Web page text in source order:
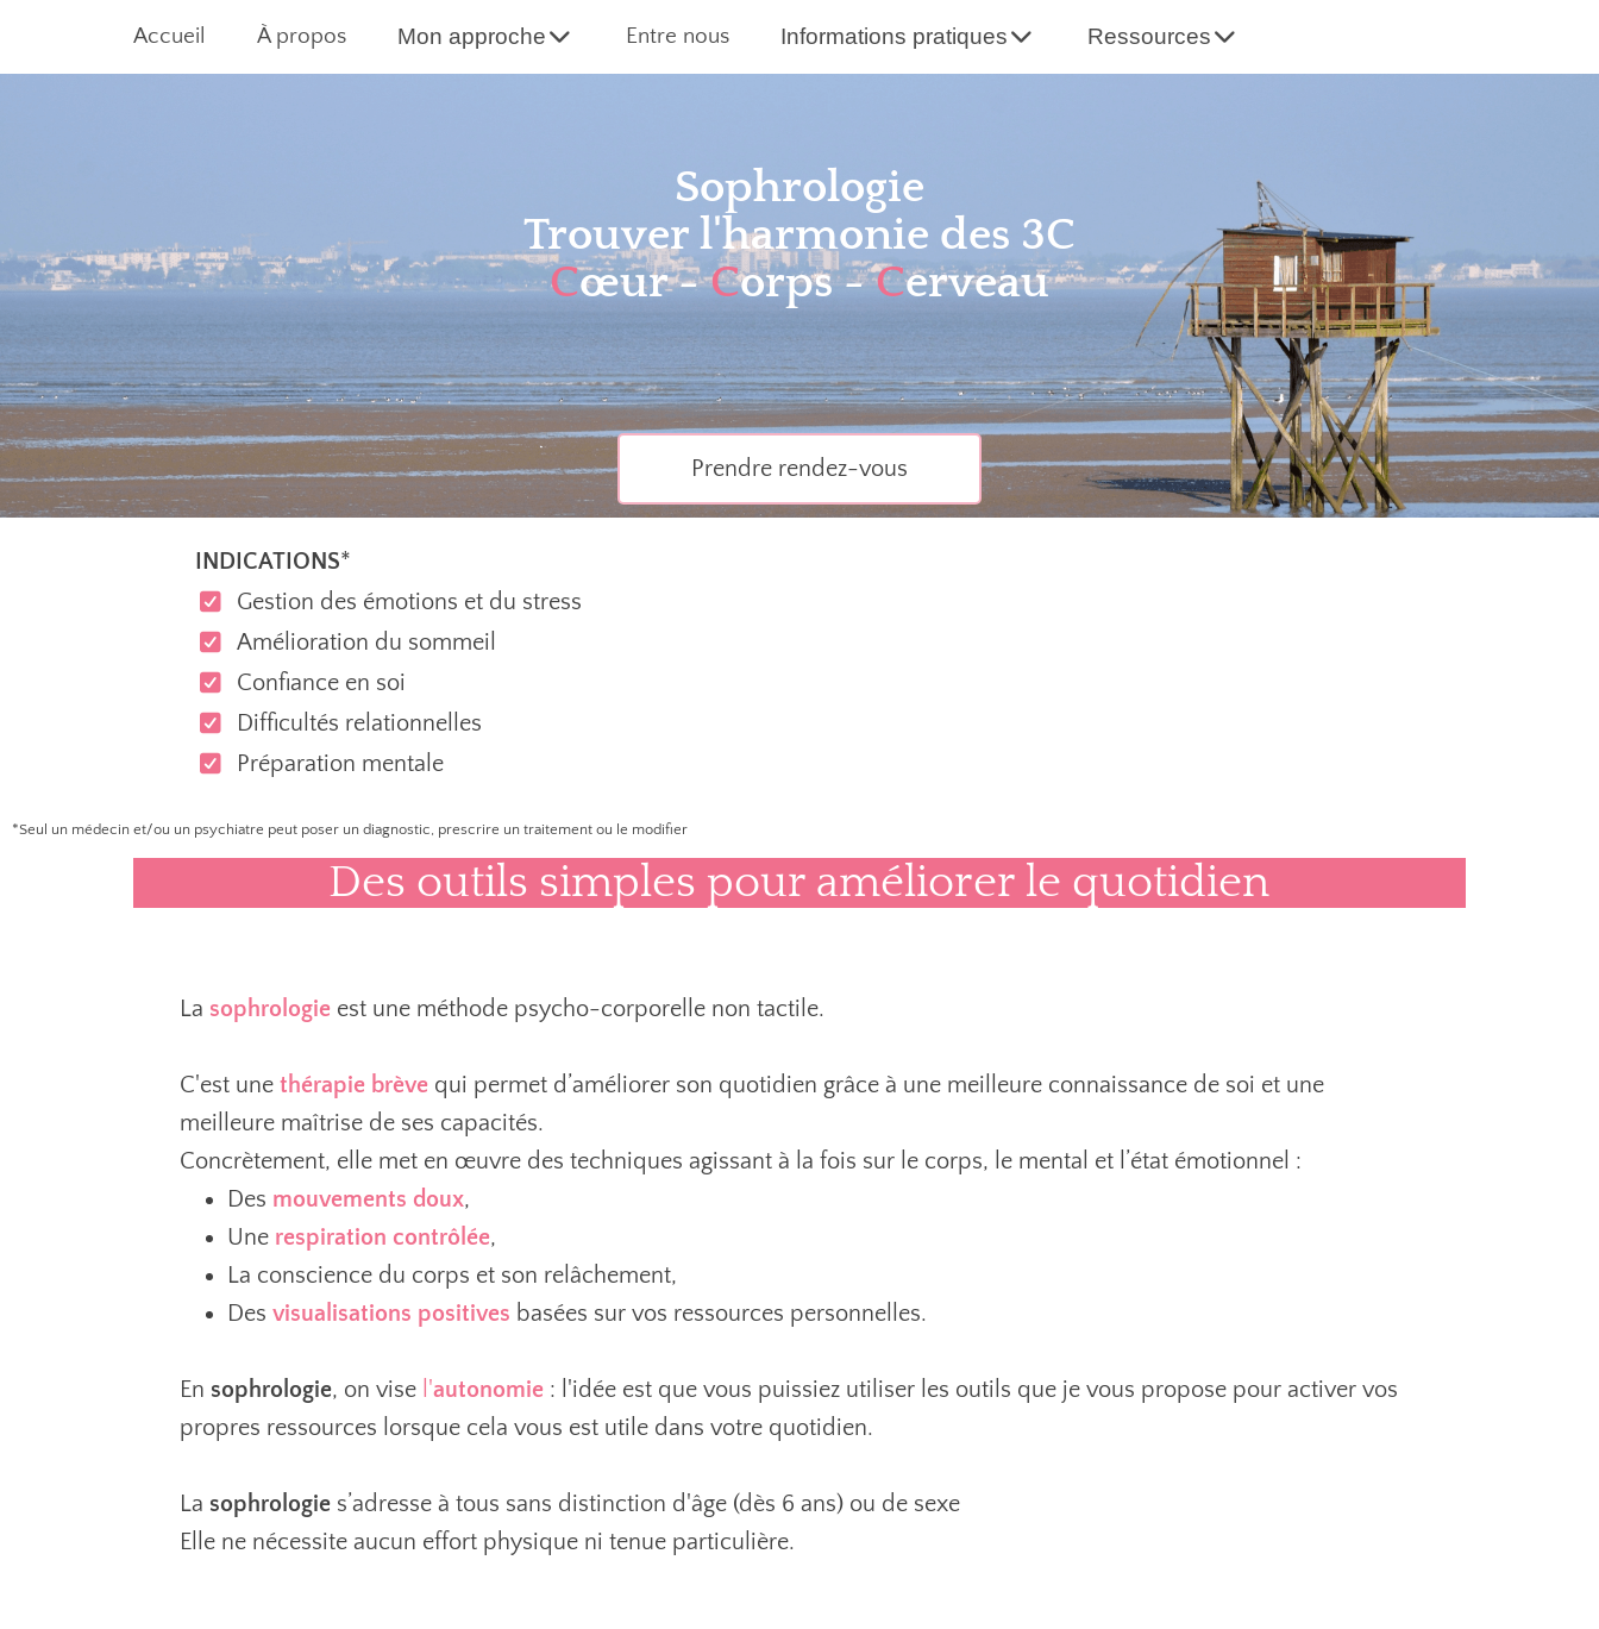
Accueil À propos Mon approche Entre nous Informations pratiques Ressources
Sophrologie
Trouver l'harmonie des 3C
Cœur -Corps -Cerveau
Prendre rendez-vous
INDICATIONS*
Gestion des émotions et du stress
Amélioration du sommeil
Confiance en soi
Difficultés relationnelles
Préparation mentale
*Seul un médecin et/ou un psychiatre peut poser un diagnostic, prescrire un traitement ou le modifier
Des outils simples pour améliorer le quotidien
La sophrologie est une méthode psycho-corporelle non tactile.
C'est une thérapie brève qui permet d’améliorer son quotidien grâce à une meilleure connaissance de soi et une
meilleure maîtrise de ses capacités.
Concrètement, elle met en œuvre des techniques agissant à la fois sur le corps, le mental et l’état émotionnel :
Des mouvements doux,
Une respiration contrôlée,
La conscience du corps et son relâchement,
Des visualisations positives basées sur vos ressources personnelles.
En sophrologie, on vise l'autonomie : l'idée est que vous puissiez utiliser les outils que je vous propose pour activer vos
propres ressources lorsque cela vous est utile dans votre quotidien.
La sophrologie s’adresse à tous sans distinction d'âge (dès 6 ans) ou de sexe
Elle ne nécessite aucun effort physique ni tenue particulière.